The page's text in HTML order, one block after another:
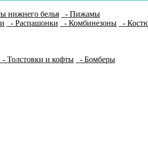
нижнего белья
- Пижамы
- Распашонки - Комбинезоны -
- Толстовки и кофты
- Бомберы